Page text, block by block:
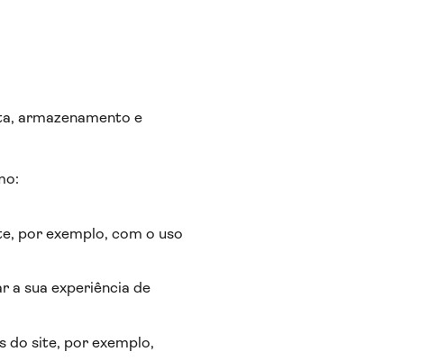
armazenamento e
por exemplo, com o uso
a sua experiência de
do site, por exemplo,